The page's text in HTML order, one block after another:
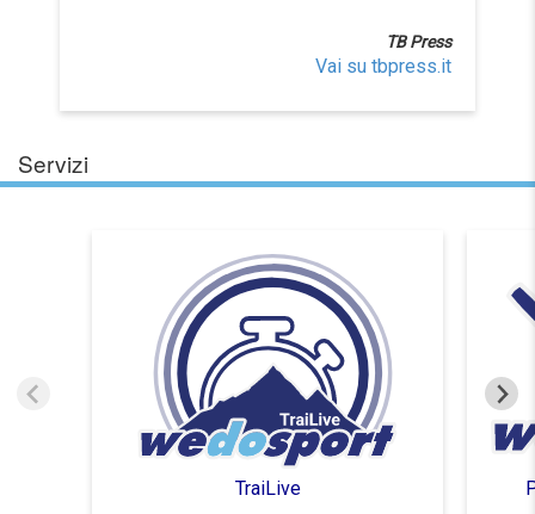
TB Press
Vai su tbpress.it
Servizi
TraiLive